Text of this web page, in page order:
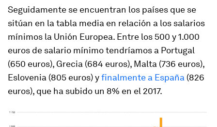
Seguidamente se encuentran los países que se
sitúan en la tabla media en relación a los salarios
mínimos la Unión Europea. Entre los 500 y 1.000
euros de salario mínimo tendríamos a Portugal
(650 euros), Grecia (684 euros), Malta (736 euros),
Eslovenia (805 euros) yfinalmente a España (826
euros), que ha subido un 8% en el 2017.